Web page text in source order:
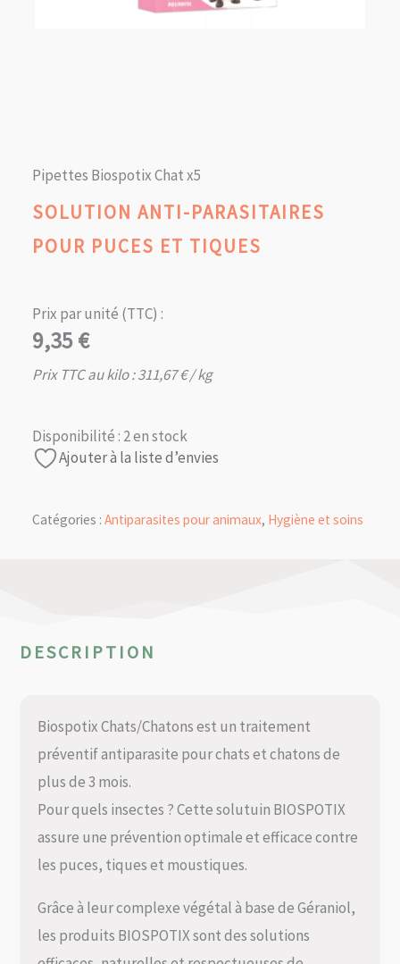
Pipettes Biospotix Chat x5
SOLUTION ANTI-PARASITAIRES
POUR PUCES ET TIQUES
Prix par unité (TTC) :
9,35€
Prix TTC au kilo :311,67€/ kg
Disponibilité : 2 en stock
Ajouter à la liste d’envies
Catégories : Antiparasites pour animaux, Hygiène et soins
DESCRIPTION
Biospotix Chats/Chatons est un traitement
préventif antiparasite pour chats et chatons de
plus de 3 mois.
Pour quels insectes ? Cette solutuin BIOSPOTIX
assure une prévention optimale et efficace contre
les puces, tiques et moustiques.
Grâce à leur complexe végétal à base de Géraniol,
les produits BIOSPOTIX sont des solutions